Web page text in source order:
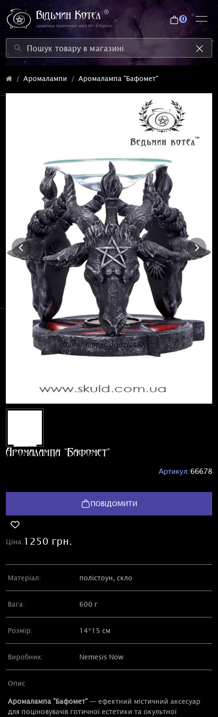
0
Аромалампи Аромалампа "Бафомет"
Аромалампа "Бафомет"
Артикул:66678
ПОВІДОМИТИ
Ціна: 1250 грн.
Матеріал: полістоун, скло
Вага: 600 г
Розмір: 14*15 см
Виробник: Nemesis Now
Опис
Аромалампа "Бафомет" — ефектний містичний аксесуар
для поціновувачів готичної естетики та окультної